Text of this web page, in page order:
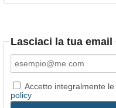
Lasciaci la tua email
Accetto integralmente le
policy